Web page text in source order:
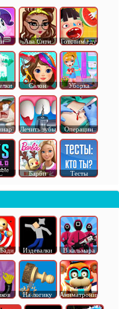
Ава Сити Готовим еду
Салон Уборка
Лечить зубы Операции
Барби Тесты
Издевалки В кальмара
На логику Аниматроник